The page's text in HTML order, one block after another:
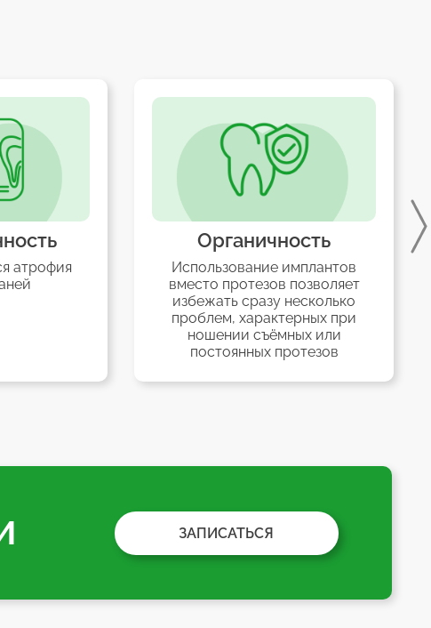
Органичность
Использование имплантов
вместо протезов позволяет
избежать сразу несколько
проблем, характерных при
ношении съёмных или
постоянных протезов
Конструкции на
основе способны
десятилетия,
гарантирует ни
ЗАПИСАТЬСЯ